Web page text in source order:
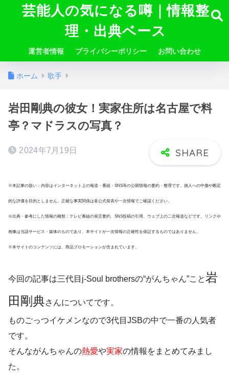
芸能人の気になる噂｜情報整
理・出典ベース
運営者情報 プライバシーポリシー お問い合わせ
ホーム 歌手
岩田剛典の彼女！実家住所は名古屋で料
亭？マドラスの写真？
2024年7月19日
※本記事の扱い：内容はインターネット上の報道・番組・SNS等の公開情報の要約・整理です。個人への中傷や断定
的な評価を目的としません。正確な事実関係は各公式発表や一次情報でご確認ください。
※出典・参考にした情報の種類：テレビ番組の発言要約、SNS投稿の引用、ウェブ上の二次報道などです。リンクや
画像は当該サービス・媒体のものであり、本サイトが一次情報の正確性を保証するものではありません。
※本サイトのコンテンツには、商品プロモーションが含まれています。
今回の記事は三代目j-Soul brothersの“がんちゃん”こと岩
田剛典さんについてです。
ものごっつイケメンなので3代目JSBの中で一番の人気者
です。
そんながんちゃんの熱愛や実家の情報をまとめてみまし
た。